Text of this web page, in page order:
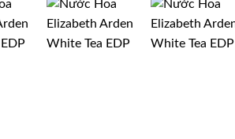
Add to